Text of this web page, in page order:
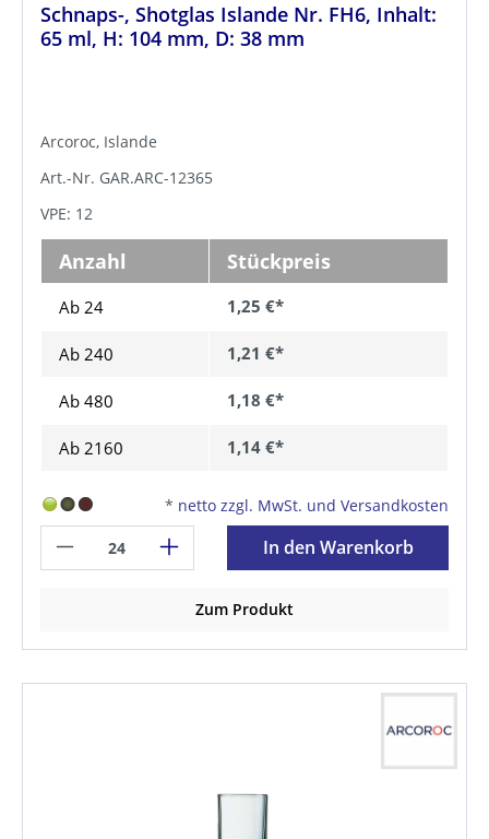
Schnaps-, Shotglas Islande Nr. FH6, Inhalt:
65 ml, H: 104 mm, D: 38 mm
Arcoroc, Islande
Art.-Nr. GAR.ARC-12365
VPE: 12
Anzahl Stückpreis
Ab 24 1,25 €*
Ab 240 1,21 €*
Ab 480 1,18 €*
Ab 2160 1,14 €*
* netto zzgl. MwSt. und Versandkosten
In den Warenkorb
Zum Produkt